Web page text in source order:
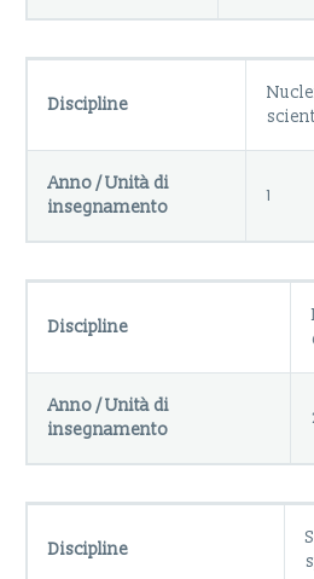
Discipline
Anno / Unità di
insegnamento
1
Discipline
Anno / Unità di
insegnamento
Discipline